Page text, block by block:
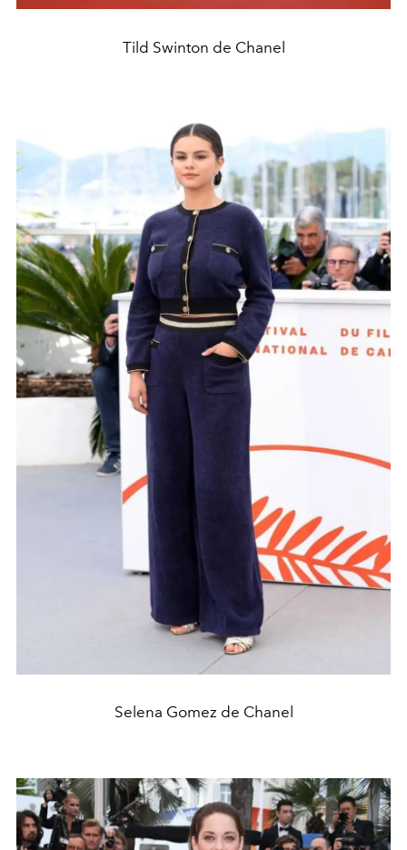
Tild Swinton de Chanel
Selena Gomez de Chanel